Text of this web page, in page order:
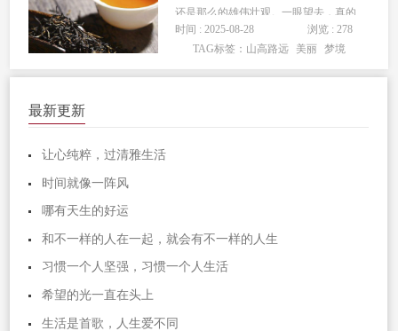
还是那么的雄伟壮观。一眼望去，真的
美不胜收，尽收眼底。不论是山的点线
面，还是山的凹凸起伏，都给人一种审
时间 : 2025-08-28
浏览 : 278
TAG标签： 山高路远 美丽 梦境
最新更新
让心纯粹，过清雅生活
时间就像一阵风
哪有天生的好运
和不一样的人在一起，就会有不一样的人生
习惯一个人坚强，习惯一个人生活
希望的光一直在头上
生活是首歌，人生爱不同